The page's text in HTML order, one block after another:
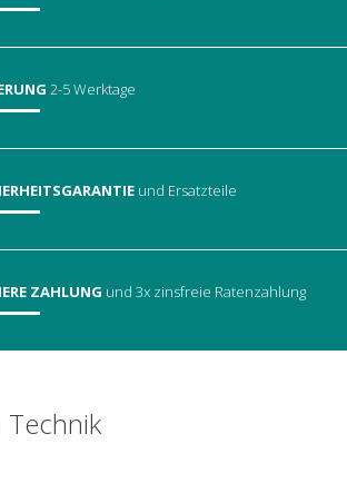
2-5 Werktage
und Ersatzteile
ZAHLUNG und 3x zinsfreie Ratenzahlung